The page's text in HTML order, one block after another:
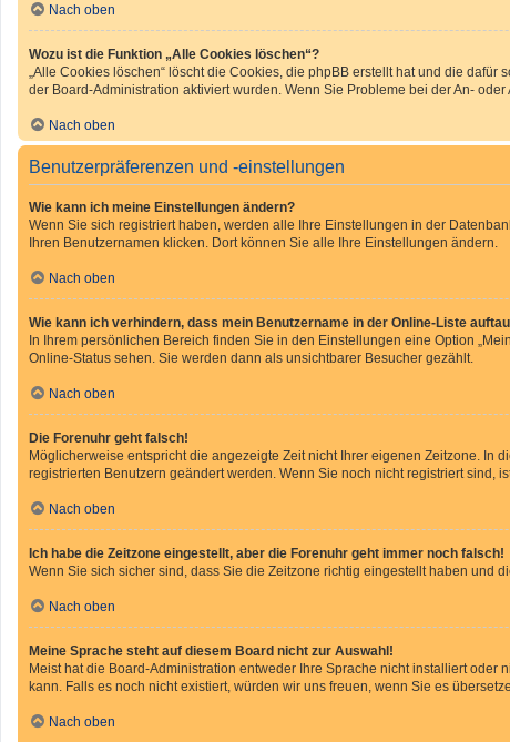
Nach oben
Wozu ist die Funktion „Alle Cookies löschen“?
„Alle Cookies löschen“ löscht die Cookies, die phpBB erstellt hat und die
der Board-Administration aktiviert wurden. Wenn Sie Probleme bei der An-
Nach oben
Benutzerpräferenzen und -einstellungen
Wie kann ich meine Einstellungen ändern?
Wenn Sie sich registriert haben, werden alle Ihre Einstellungen in der
Ihren Benutzernamen klicken. Dort können Sie alle Ihre Einstellungen ändern.
Nach oben
Wie kann ich verhindern, dass mein Benutzername in der Online-Liste
In Ihrem persönlichen Bereich finden Sie in den Einstellungen eine Option
Online-Status sehen. Sie werden dann als unsichtbarer Besucher gezählt.
Nach oben
Die Forenuhr geht falsch!
Möglicherweise entspricht die angezeigte Zeit nicht Ihrer eigenen Zeitzone. In
registrierten Benutzern geändert werden. Wenn Sie noch nicht registriert sind,
Nach oben
Ich habe die Zeitzone eingestellt, aber die Forenuhr geht immer noch falsch!
Wenn Sie sich sicher sind, dass Sie die Zeitzone richtig eingestellt haben und
Nach oben
Meine Sprache steht auf diesem Board nicht zur Auswahl!
Meist hat die Board-Administration entweder Ihre Sprache nicht installiert
kann. Falls es noch nicht existiert, würden wir uns freuen, wenn Sie es
Nach oben